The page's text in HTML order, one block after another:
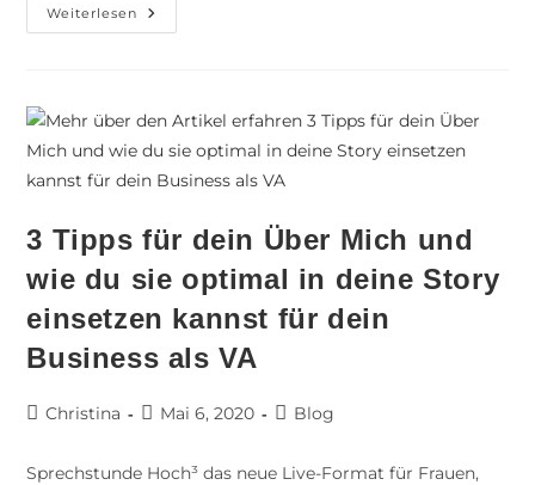
Weiterlesen
3 Tipps für dein Über Mich und
wie du sie optimal in deine Story
einsetzen kannst für dein
Business als VA
Christina Mai 6, 2020 Blog
Sprechstunde Hoch³ das neue Live-Format für Frauen,